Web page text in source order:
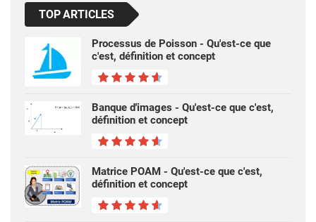
TOP ARTICLES
Processus de Poisson - Qu'est-ce que
c'est, définition et concept
Banque d'images - Qu'est-ce que c'est,
définition et concept
Matrice POAM - Qu'est-ce que c'est,
définition et concept